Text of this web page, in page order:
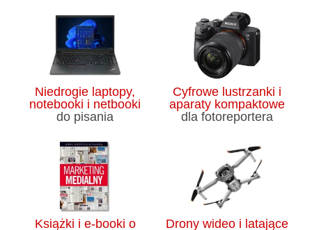
Niedrogie laptopy,
notebooki i netbooki
do pisania
Cyfrowe lustrzanki i
aparaty kompaktowe
dla fotoreportera
Książki i e-booki o
Drony wideo i latające